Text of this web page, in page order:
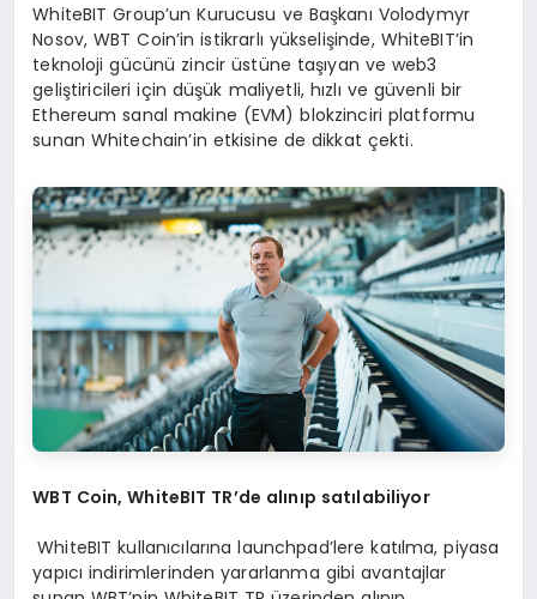
WhiteBIT Group’un Kurucusu ve Başkanı Volodymyr
Nosov, WBT Coin’in istikrarlı yükselişinde, WhiteBIT’in
teknoloji gücünü zincir üstüne taşıyan ve web3
geliştiricileri için düşük maliyetli, hızlı ve güvenli bir
Ethereum sanal makine (EVM) blokzinciri platformu
sunan Whitechain’in etkisine de dikkat çekti.
WBT Coin, WhiteBIT TR’de alınıp satılabiliyor
WhiteBIT kullanıcılarına launchpad’lere katılma, piyasa
yapıcı indirimlerinden yararlanma gibi avantajlar